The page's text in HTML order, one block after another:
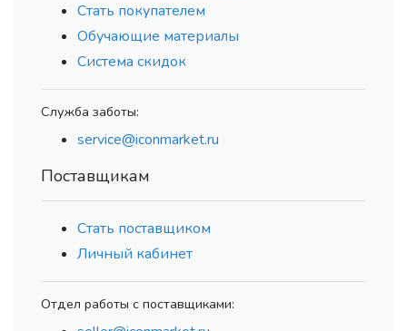
Стать покупателем
Обучающие материалы
Система скидок
Служба заботы:
service@iconmarket.ru
Поставщикам
Стать поставщиком
Личный кабинет
Отдел работы с поставщиками: